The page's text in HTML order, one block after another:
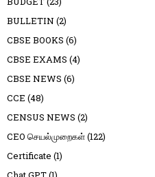
BULLETIN (2)
CBSE BOOKS (6)
CBSE EXAMS (4)
CBSE NEWS (6)
CCE (48)
CENSUS NEWS (2)
CEO செயல்முறைகள்(122)
Certificate (1)